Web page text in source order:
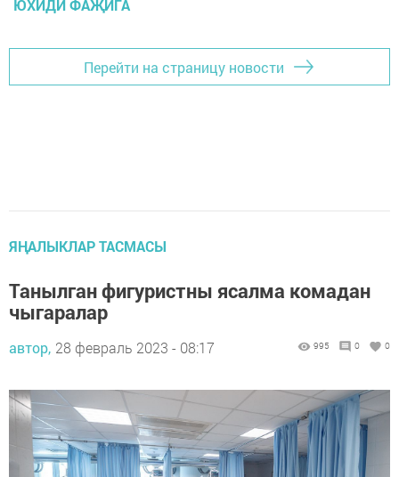
ЮХИДИ ФАҖИГА
Перейти на страницу новости
ЯҢАЛЫКЛАР ТАСМАСЫ
Танылган фигуристны ясалма комадан
чыгаралар
автор, 28 февраль 2023 - 08:17 995 0 0